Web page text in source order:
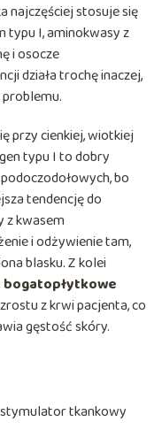
najczęściej stosuje się
typu I, aminokwasy z
i osocze
działa trochę inaczej,
przy cienkiej, wiotkiej
typu I to dobry
bo
tendencję do
z kwasem
i odżywienie tam,
blasku. Z kolei
bogatopłytkowe
z krwi pacjenta, co
gęstość skóry.
tkankowy